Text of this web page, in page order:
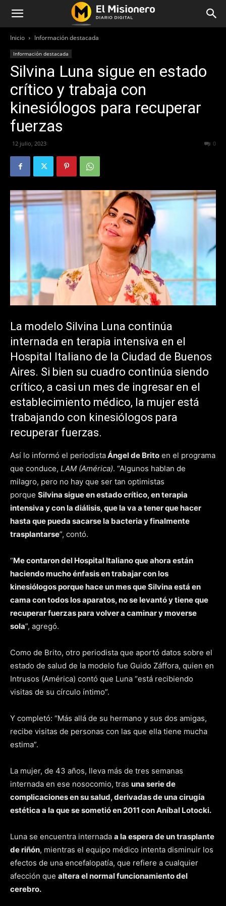
Inicio Información destacada
Información destacada
Silvina Luna sigue en estado
crítico y trabaja con
kinesiólogos para recuperar
fuerzas
12 julio, 2023 0
La modelo Silvina Luna continúa
internada en terapia intensiva en el
Hospital Italiano de la Ciudad de Buenos
Aires. Si bien su cuadro continúa siendo
crítico, a casi un mes de ingresar en el
establecimiento médico, la mujer está
trabajando con kinesiólogos para
recuperar fuerzas.
Así lo informó el periodistaÁngel de Brito en el programa
que conduce, LAM (América). “Algunos hablan de
milagro, pero no hay que ser tan optimistas
porque Silvina sigue en estado crítico, en terapia
intensiva y con la diálisis, que la va a tener que hacer
hasta que pueda sacarse la bacteria y finalmente
trasplantarse”, contó.
“Me contaron del Hospital Italiano que ahora están
haciendo mucho énfasis en trabajar con los
kinesiólogos porque hace un mes que Silvina está en
cama con todos los aparatos, no se levantó y tiene que
recuperar fuerzas para volver a caminar y moverse
sola”, agregó.
Como de Brito, otro periodista que aportó datos sobre el
estado de salud de la modelo fue Guido Záffora, quien en
Intrusos (América) contó que Luna “está recibiendo
visitas de su círculo íntimo”.
Y completó: “Más allá de su hermano y sus dos amigas,
recibe visitas de personas con las que ella tiene mucha
estima”.
La mujer, de 43 años, lleva más de tres semanas
internada en ese nosocomio, tras una serie de
complicaciones en su salud, derivadas de una cirugía
estética a la que se sometió en 2011 con Aníbal Lotocki.
Luna se encuentra internada a la espera de un trasplante
de riñón, mientras el equipo médico intenta disminuir los
efectos de una encefalopatía, que refiere a cualquier
afección que altera el normal funcionamiento del
cerebro.